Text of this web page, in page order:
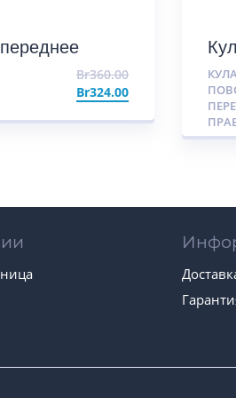
Br360.00
Br324.00